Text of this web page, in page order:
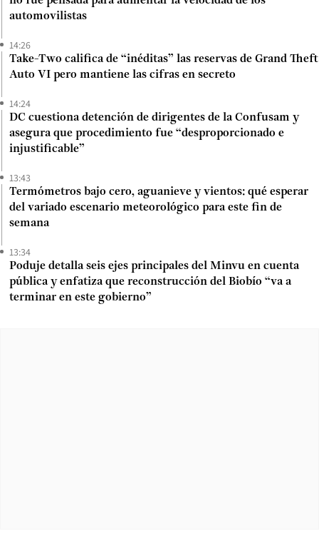
automovilistas
14:26
Take-Two califica de “inéditas” las reservas de Grand Theft
Auto VI pero mantiene las cifras en secreto
14:24
DC cuestiona detención de dirigentes de la Confusam y
asegura que procedimiento fue “desproporcionado e
injustificable”
13:43
Termómetros bajo cero, aguanieve y vientos: qué esperar
del variado escenario meteorológico para este fin de
semana
13:34
Poduje detalla seis ejes principales del Minvu en cuenta
pública y enfatiza que reconstrucción del Biobío “va a
terminar en este gobierno”